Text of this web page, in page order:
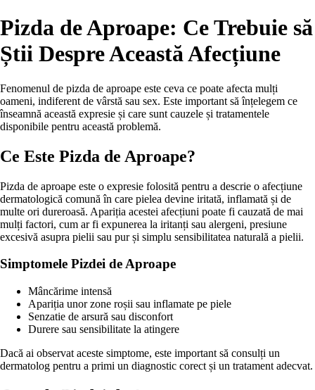
Pizda de Aproape: Ce Trebuie să
Știi Despre Această Afecțiune
Fenomenul de pizda de aproape este ceva ce poate afecta mulți
oameni, indiferent de vârstă sau sex. Este important să înțelegem ce
înseamnă această expresie și care sunt cauzele și tratamentele
disponibile pentru această problemă.
Ce Este Pizda de Aproape?
Pizda de aproape este o expresie folosită pentru a descrie o afecțiune
dermatologică comună în care pielea devine iritată, inflamată și de
multe ori dureroasă. Apariția acestei afecțiuni poate fi cauzată de mai
mulți factori, cum ar fi expunerea la iritanți sau alergeni, presiune
excesivă asupra pielii sau pur și simplu sensibilitatea naturală a pielii.
Simptomele Pizdei de Aproape
Mâncărime intensă
Apariția unor zone roșii sau inflamate pe piele
Senzatie de arsură sau disconfort
Durere sau sensibilitate la atingere
Dacă ai observat aceste simptome, este important să consulți un
dermatolog pentru a primi un diagnostic corect și un tratament adecvat.